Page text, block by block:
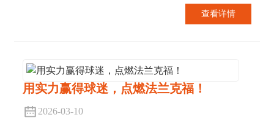
查看详情
用实力赢得球迷，点燃法兰克福！
2026-03-10